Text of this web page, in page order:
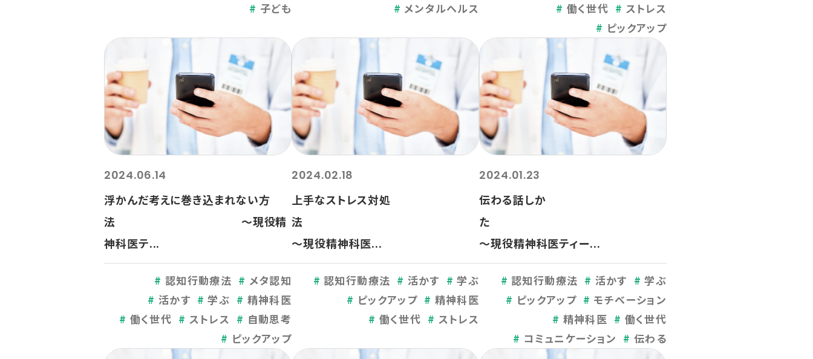
子ども
メンタルヘルス
働く世代
ストレス
ピックアップ
2024.06.14
浮かんだ考えに巻き込まれない方
法 ～現役精
神科医テ...
認知行動療法
メタ認知
活かす
学ぶ
精神科医
働く世代
ストレス
自動思考
ピックアップ
2024.02.18
上手なストレス対処
法
～現役精神科医...
認知行動療法 活かす
学ぶ
ピックアップ
精神科医
働く世代
ストレス
2024.01.23
伝わる話しか
た
～現役精神科医ティー...
認知行動療法 活かす
学ぶ
ピックアップ
モチベーション
精神科医
働く世代
コミュニケーション
伝わる